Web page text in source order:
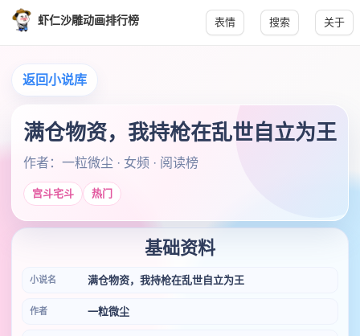
虾仁沙雕动画排行榜 表情 搜索 关于
返回小说库
满仓物资，我持枪在乱世自立为王
作者：一粒微尘 · 女频 · 阅读榜
宫斗宅斗 热门
基础资料
小说名 满仓物资，我持枪在乱世自立为王
作者 一粒微尘